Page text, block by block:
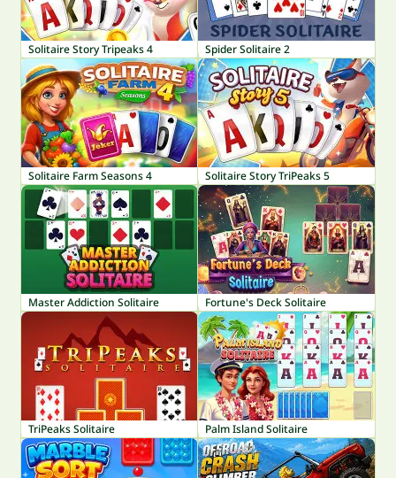
Solitaire Story Tripeaks 4 Spider Solitaire 2
Solitaire Farm Seasons 4 Solitaire Story TriPeaks 5
Master Addiction Solitaire Fortune's Deck Solitaire
TriPeaks Solitaire Palm Island Solitaire